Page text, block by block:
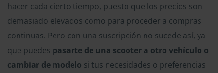
hacer cada cierto tiempo, puesto que los precios son
demasiado elevados como para proceder a compras
continuas. Pero con una suscripción no sucede así, ya
que puedes pasarte de una scooter a otro vehículo o
cambiar de modelo si tus necesidades o preferencias